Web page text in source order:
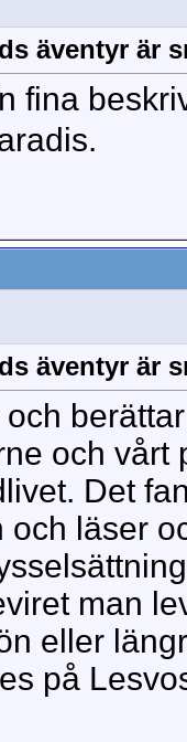
äventyr är
fina
äventyr är
och
Det
och läser
man
eller
på